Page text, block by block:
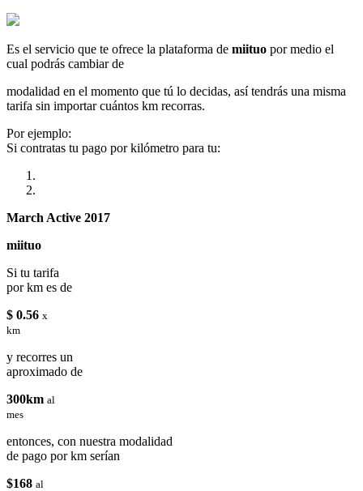
Es el servicio que te ofrece la plataforma de miituo por medio el
cual podrás cambiar de
modalidad en el momento que tú lo decidas, así tendrás una misma
tarifa sin importar cuántos km recorras.
Por ejemplo:
Si contratas tu pago por kilómetro para tu:
March Active 2017
miituo
Si tu tarifa
por km es de
$ 0.56 x
km
y recorres un
aproximado de
300km al
mes
entonces, con nuestra modalidad
de pago por km serían
$168 al